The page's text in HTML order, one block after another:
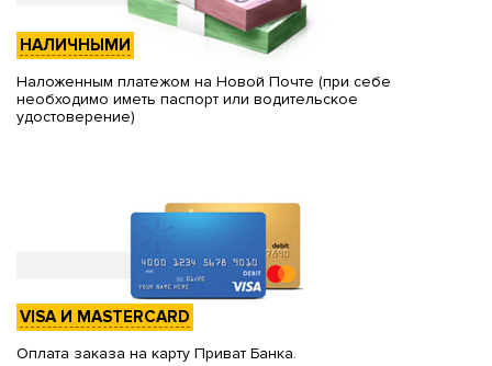
НАЛИЧНЫМИ
Наложенным платежом на Новой Почте (при себе
необходимо иметь паспорт или водительское
удостоверение)
VISA И MASTERCARD
Оплата заказа на карту Приват Банка.